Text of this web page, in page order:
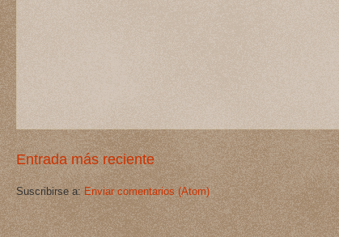
Entrada más reciente
Suscribirse a:Enviar comentarios (Atom)